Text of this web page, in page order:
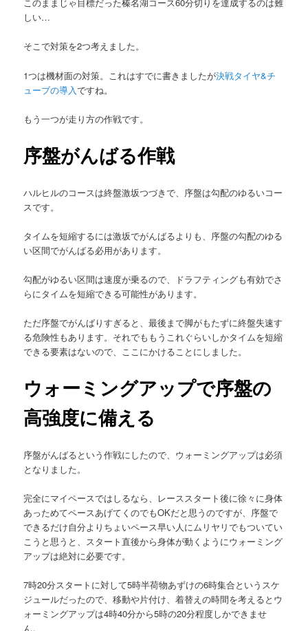
しい…
そこで対策を2つ考えました。
1つは機材面の対策。これはすでに書きましたが決戦タイヤ&チ
ューブの導入ですね。
もう一つが走り方の作戦です。
序盤がんばる作戦
ハルヒルのコースは終盤激坂つづきで、序盤は勾配のゆるいコー
スです。
タイムを短縮するには激坂でがんばるよりも、序盤の勾配のゆる
い区間でがんばる必用があります。
勾配がゆるい区間は速度が乗るので、ドラフティングも有効でさ
らにタイムを短縮できる可能性があります。
ただ序盤でがんばりすぎると、最後まで脚がもたずに終盤失速す
る危険性もあります。それでももうこれぐらいしかタイムを短縮
できる要素はないので、ここにかけることにしました。
ウォーミングアップで序盤の
高強度に備える
序盤がんばるという作戦にしたので、ウォーミングアップは必須
となりました。
完全にマイペースではしるなら、レーススタート後に徐々に身体
あっためてペースあげてくのでもOKだと思うのですが、序盤で
できるだけ自分よりちょいペース早い人にムリヤリでもついてい
こうと思うと、スタート直後から身体が動くようにウォーミング
アップは絶対に必要です。
7時20分スタートに対して5時半荷物あずけの6時集合というスケ
ジュールだったので、移動や片付け、着替えの時間を考えるとウ
ォーミングアップは4時40分から5時の20分程度しかできませ
ん。